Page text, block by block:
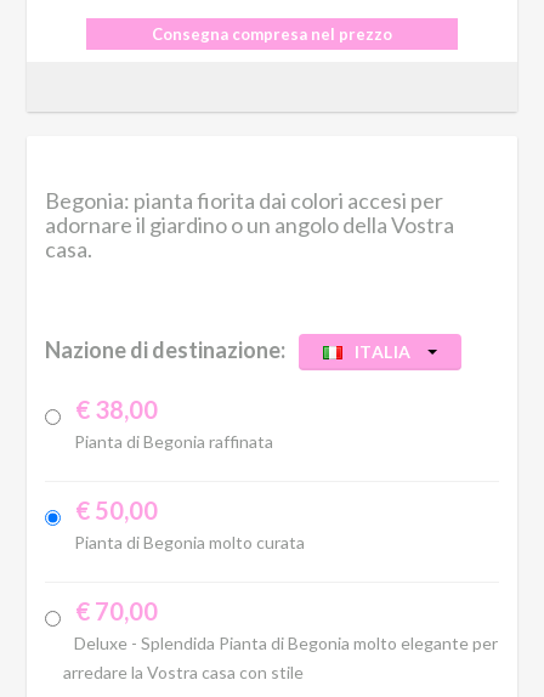
Consegna compresa nel prezzo
Begonia: pianta fiorita dai colori accesi per
adornare il giardino o un angolo della Vostra
casa.
Nazione di destinazione: ITALIA
€ 38,00
Pianta di Begonia raffinata
€ 50,00
Pianta di Begonia molto curata
€ 70,00
Deluxe - Splendida Pianta di Begonia molto elegante per
arredare la Vostra casa con stile